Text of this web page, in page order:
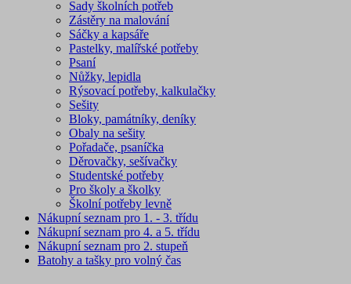
Sady školních potřeb
Zástěry na malování
Sáčky a kapsáře
Pastelky, malířské potřeby
Psaní
Nůžky, lepidla
Rýsovací potřeby, kalkulačky
Sešity
Bloky, památníky, deníky
Obaly na sešity
Pořadače, psaníčka
Děrovačky, sešívačky
Studentské potřeby
Pro školy a školky
Školní potřeby levně
Nákupní seznam pro 1. - 3. třídu
Nákupní seznam pro 4. a 5. třídu
Nákupní seznam pro 2. stupeň
Batohy a tašky pro volný čas